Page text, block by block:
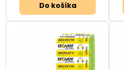
Do košíka